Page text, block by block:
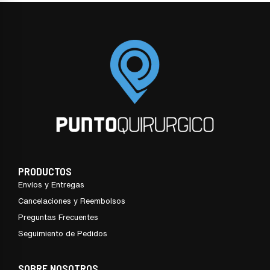
PRODUCTOS
Envíos y Entregas
Cancelaciones y Reembolsos
Preguntas Frecuentes
Seguimiento de Pedidos